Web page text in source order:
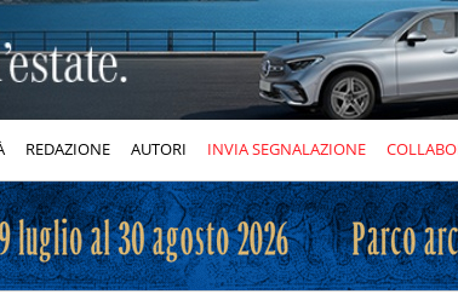
REDAZIONE AUTORI INVIA SEGNALAZIONE